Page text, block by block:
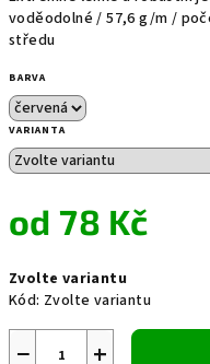
voděodolné / 57,6 g/m /
středu
BARVA
VARIANTA
od78 Kč
cena:
Zvolte variantu
Kód: Zvolte variantu
+
−